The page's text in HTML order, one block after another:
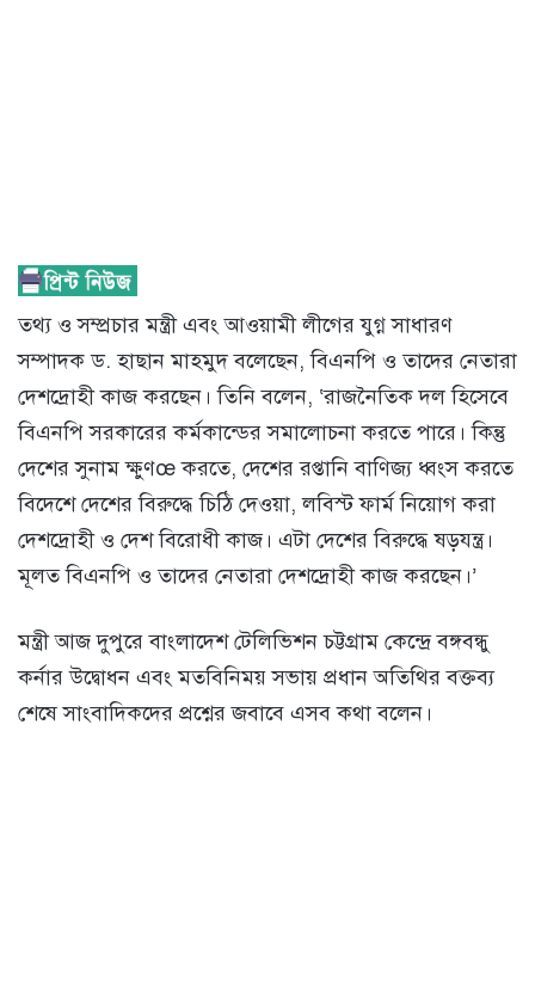
তথ্য ও সম্প্রচার মন্ত্রী এবং আওয়ামী লীগের যুগ্ন সাধারণ
সম্পাদক ড. হাছান মাহমুদ বলেছেন, বিএনপি ও তাদের নেতারা
দেশদ্রোহী কাজ করছেন। তিনি বলেন, ‘রাজনৈতিক দল হিসেবে
বিএনপি সরকারের কর্মকান্ডের সমালোচনা করতে পারে। কিন্তু
দেশের সুনাম ক্ষুণœ করতে, দেশের রপ্তানি বাণিজ্য ধ্বংস করতে
বিদেশে দেশের বিরুদ্ধে চিঠি দেওয়া, লবিস্ট ফার্ম নিয়োগ করা
দেশদ্রোহী ও দেশ বিরোধী কাজ। এটা দেশের বিরুদ্ধে ষড়যন্ত্র।
মূলত বিএনপি ও তাদের নেতারা দেশদ্রোহী কাজ করছেন।’
মন্ত্রী আজ দুপুরে বাংলাদেশ টেলিভিশন চট্টগ্রাম কেন্দ্রে বঙ্গবন্ধু
কর্নার উদ্বোধন এবং মতবিনিময় সভায় প্রধান অতিথির বক্তব্য
শেষে সাংবাদিকদের প্রশ্নের জবাবে এসব কথা বলেন।